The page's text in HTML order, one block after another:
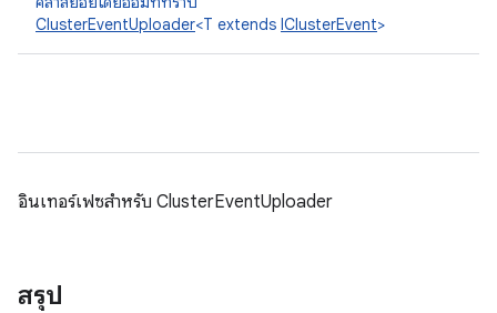
ClusterEventUploader<T extends IClusterEvent>
อินเทอร์เฟซสําหรับ ClusterEventUploader
สรุป